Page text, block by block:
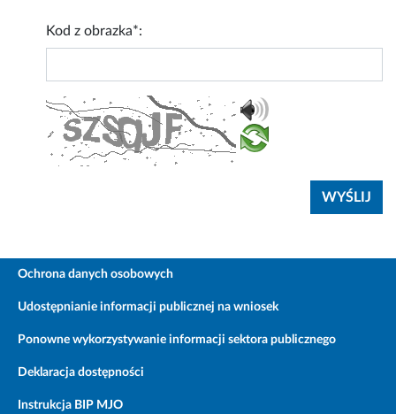
Kod z obrazka*:
Ochrona danych osobowych
Udostępnianie informacji publicznej na wniosek
Ponowne wykorzystywanie informacji sektora publicznego
Deklaracja dostępności
Instrukcja BIP MJO